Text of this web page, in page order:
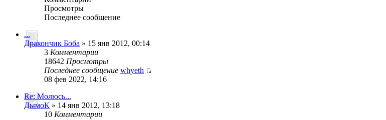
Просмотры
Последнее сообщение
...
Дракончик Боба » 15 янв 2012, 00:14
3 Комментарии
18642 Просмотры
Последнее сообщение whyeth
08 фев 2022, 14:16
Re: Молюсь...
ДымоК » 14 янв 2012, 13:18
10 Комментарии